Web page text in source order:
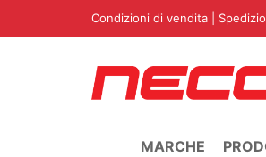
Condizioni di vendita |
MARCHE